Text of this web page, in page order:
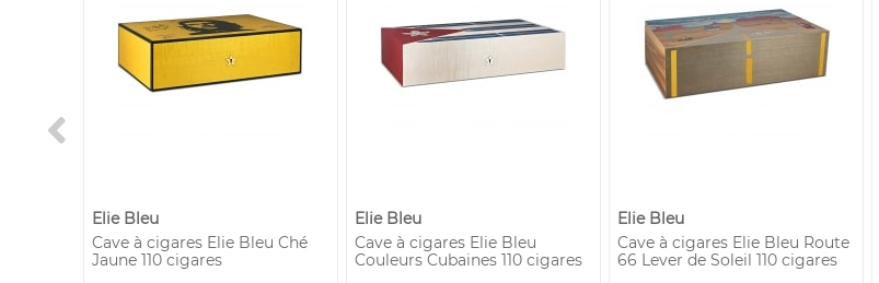
Elie Bleu
Cave à cigares Elie Bleu Ché
Jaune 110 cigares
Elie Bleu
Cave à cigares Elie Bleu
Couleurs Cubaines 110 cigares
Elie Bleu
Cave à cigares Elie Bleu Route
66 Lever de Soleil 110 cigares